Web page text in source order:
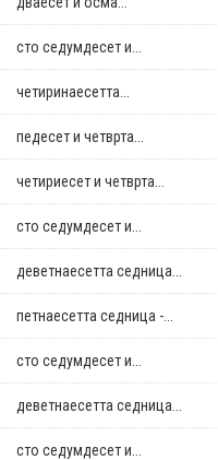
сто седумдесет и...
четиринаесетта...
педесет и четврта...
четириесет и четврта...
сто седумдесет и...
деветнаесетта седница...
петнаесетта седница -...
сто седумдесет и...
деветнаесетта седница...
сто седумдесет и...